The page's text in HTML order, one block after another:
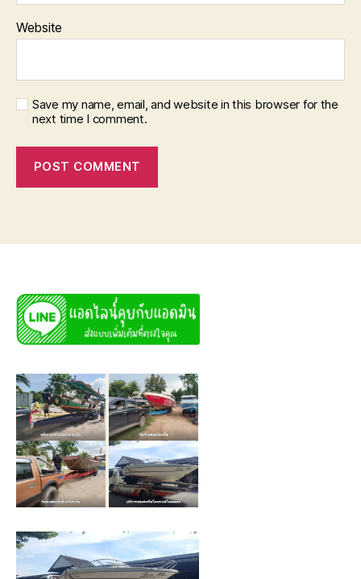
Website
Save my name, email, and website in this browser for the
next time I comment.